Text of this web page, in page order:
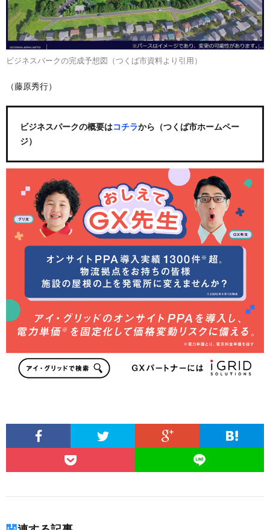
ビジネスパークの完成予想図（つくば市資料より引用）
（藤原秀行）
ビジネスパークの概要はコチラから（つくば市ホームペー
ジ）